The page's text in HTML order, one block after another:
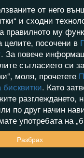
от него
и сходни
правилното му
целите, посочени в
. За повече
съгласието си
моля, прочетете
. Като
разглеждането,
по друг начин
употребата на
Разбрах